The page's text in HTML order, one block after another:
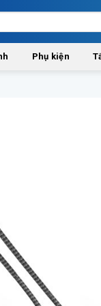
Phụ kiện